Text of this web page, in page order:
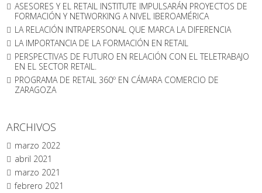
ASESORES Y EL RETAIL INSTITUTE IMPULSARÁN PROYECTOS DE
FORMACIÓN Y NETWORKING A NIVEL IBEROAMÉRICA
LA RELACIÓN INTRAPERSONAL QUE MARCA LA DIFERENCIA
LA IMPORTANCIA DE LA FORMACIÓN EN RETAIL
PERSPECTIVAS DE FUTURO EN RELACIÓN CON EL TELETRABAJO
EN EL SECTOR RETAIL.
PROGRAMA DE RETAIL 360º EN CÁMARA COMERCIO DE
ZARAGOZA
ARCHIVOS
marzo 2022
abril 2021
marzo 2021
febrero 2021